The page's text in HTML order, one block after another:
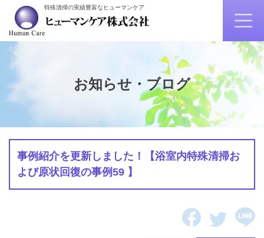
特殊清掃の実績豊富なヒューマンケア
お知らせ・ブログ
事例紹介を更新しました！【浴室内特殊清掃お
よび原状回復の事例59 】